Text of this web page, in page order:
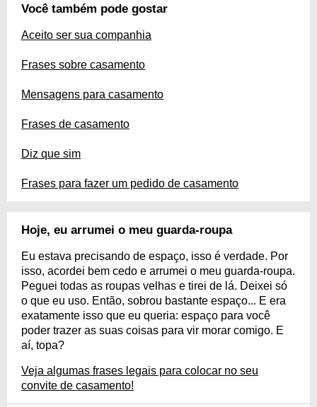
Você também pode gostar
Aceito ser sua companhia
Frases sobre casamento
Mensagens para casamento
Frases de casamento
Diz que sim
Frases para fazer um pedido de casamento
Hoje, eu arrumei o meu guarda-roupa
Eu estava precisando de espaço, isso é verdade. Por
isso, acordei bem cedo e arrumei o meu guarda-roupa.
Peguei todas as roupas velhas e tirei de lá. Deixei só
o que eu uso. Então, sobrou bastante espaço... E era
exatamente isso que eu queria: espaço para você
poder trazer as suas coisas para vir morar comigo. E
aí, topa?
Veja algumas frases legais para colocar no seu
convite de casamento!